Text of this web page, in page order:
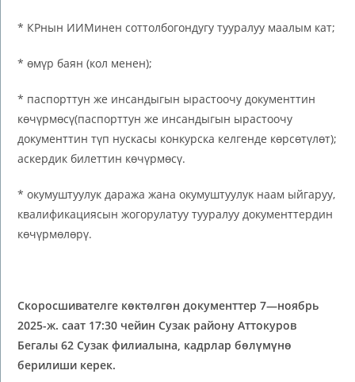
* КРнын ИИМинен соттолбогондугу тууралуу маалым кат;
* өмүр баян (кол менен);
* паспорттун же инсандыгын ырастоочу документтин
көчүрмөсү(паспорттун же инсандыгын ырастоочу
документтин түп нускасы конкурска келгенде көрсөтүлөт);
аскердик билеттин көчүрмөсү.
* окумуштуулук даража жана окумуштуулук наам ыйгаруу,
квалификациясын жогорулатуу тууралуу документтердин
көчүрмөлөрү.
Скоросшивателге көктөлгөн документтер7—ноябрь
2025-ж. саат 17:30 чейин Сузак району Аттокуров
Бегалы 62 Сузак филиалына, кадрлар бөлүмүнө
берилиши керек.